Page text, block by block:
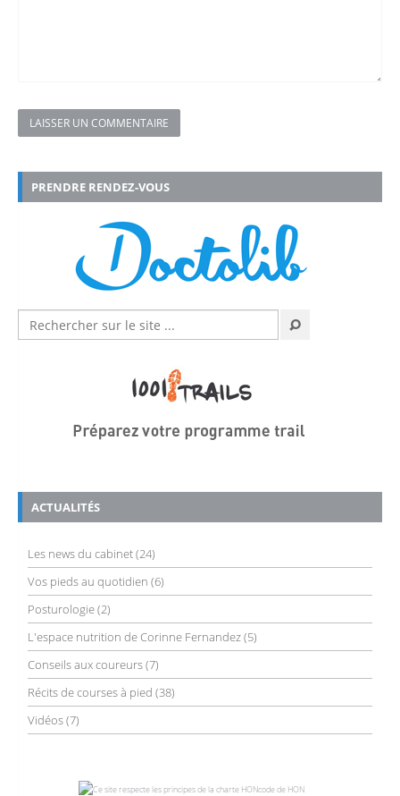
LAISSER UN COMMENTAIRE
PRENDRE RENDEZ-VOUS
ACTUALITÉS
Les news du cabinet(24)
Vos pieds au quotidien (6)
Posturologie(2)
L'espace nutrition de Corinne Fernandez(5)
Conseils aux coureurs(7)
Récits de courses à pied (38)
Vidéos(7)